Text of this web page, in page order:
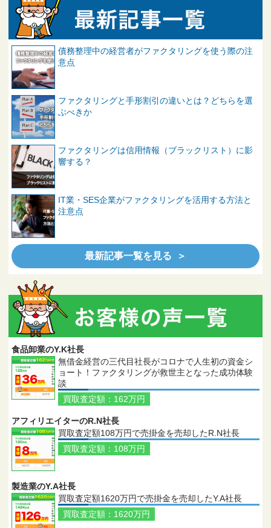
債務整理中の経営者がファクタリングを使う際の注
意点
ファクタリングと手形割引の違いとは？どちらを選
ぶべきか
ファクタリングは信用情報（ブラックリスト）に影
響する？
IT業・SES企業がファクタリングを活用する方法と
注意点
最新記事一覧を見る ＞
食品卸業のY.K社長
無借金経営の三代目社長がコロナで人生初の資金シ
ョート！ファクタリングが救世主となった成功体験
談
買取査定額：162万円
アフィリエイターのR.N社長
買取査定額108万円で売掛金を売却したR.N社長
買取査定額：108万円
製造業のY.A社長
買取査定額1620万円で売掛金を売却したY.A社長
買取査定額：1620万円